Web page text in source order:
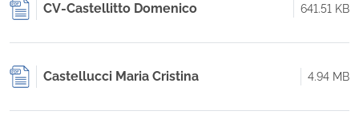
CV-Castellitto Domenico 641.51 KB
Castellucci Maria Cristina 4.94 MB